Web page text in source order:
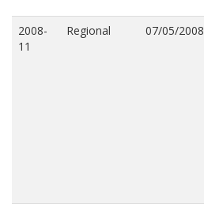
2008-
11
Regional 07/05/2008